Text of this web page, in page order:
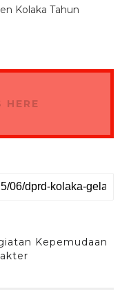
Kolaka Tahun
HERE
Kepemudaan